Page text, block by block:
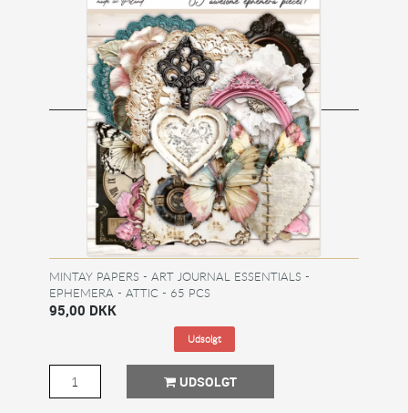
MINTAY PAPERS - ART JOURNAL ESSENTIALS -
EPHEMERA - ATTIC - 65 PCS
95,00 DKK
Udsolgt
UDSOLGT